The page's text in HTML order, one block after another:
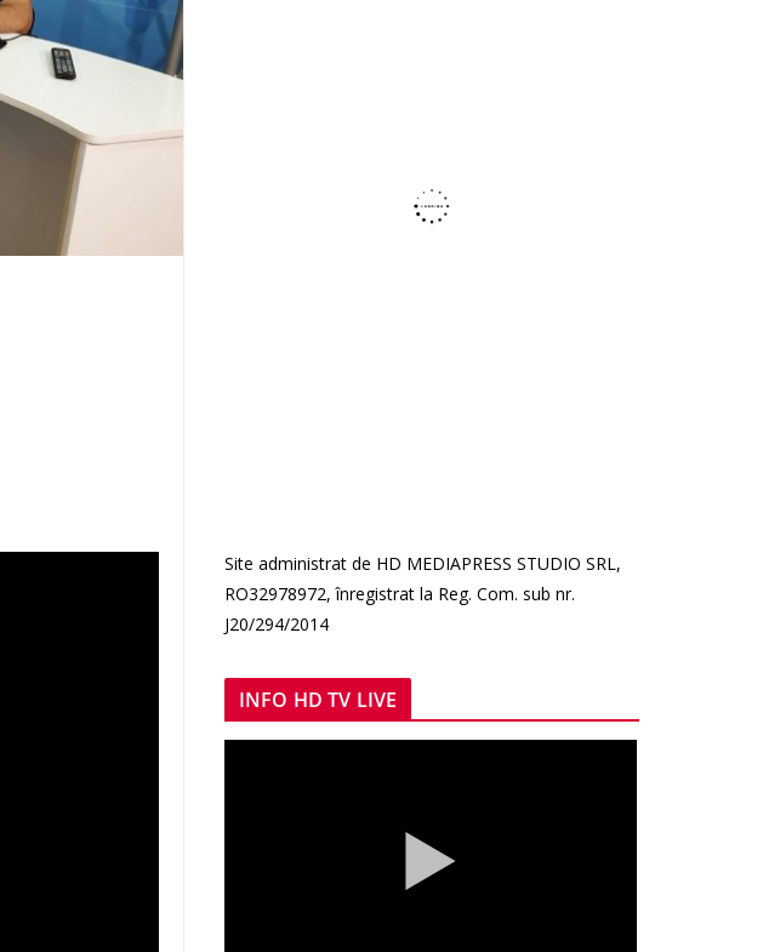
Site administrat de HD MEDIAPRESS STUDIO SRL,
RO32978972, înregistrat la Reg. Com. sub nr.
J20/294/2014
INFO HD TV LIVE